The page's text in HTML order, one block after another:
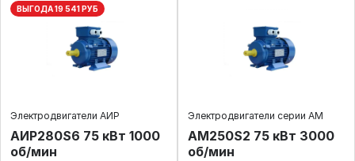
ВЫГОДА 19 541 РУБ
Электродвигатели АИР
АИР280S6 75 кВт 1000
об/мин
Электродвигатели серии АМ
АМ250S2 75 кВт 3000
об/мин